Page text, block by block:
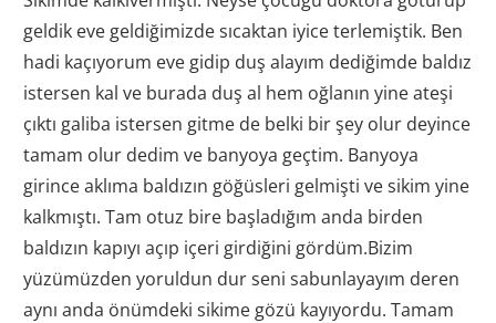
geldik eve geldiğimizde sıcaktan iyice terlemiştik. Ben
hadi kaçıyorum eve gidip duş alayım dediğimde baldız
istersen kal ve burada duş al hem oğlanın yine ateşi
çıktı galiba istersen gitme de belki bir şey olur deyince
tamam olur dedim ve banyoya geçtim. Banyoya
girince aklıma baldızın göğüsleri gelmişti ve sikim yine
kalkmıştı. Tam otuz bire başladığım anda birden
baldızın kapıyı açıp içeri girdiğini gördüm.Bizim
yüzümüzden yoruldun dur seni sabunlayayım deren
aynı anda önümdeki sikime gözü kayıyordu. Tamam